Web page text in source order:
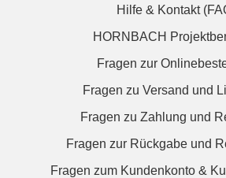
Hilfe & Kontakt
HORNBACH
Fragen zur
Fragen zu Versand und
Fragen zu Zahlung und
Fragen zur Rückgabe und
Fragen zum Kundenkonto &